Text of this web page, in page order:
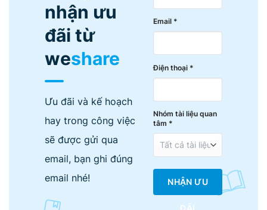
nhận ưu
đãi từ
weshare
Ưu đãi và kế hoạch
hay trong công việc
sẽ được gửi qua
email, bạn ghi đúng
email nhé!
Email *
Điện thoại *
Nhóm tài liệu quan
tâm *
NHẬN ƯU